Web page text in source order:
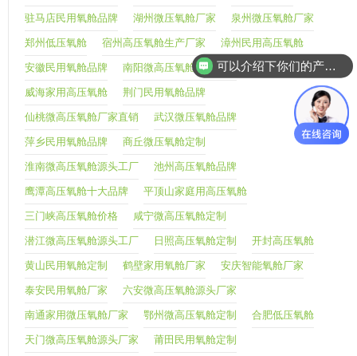
驻马店民用氧舱品牌 湖州微压氧舱厂家 泉州微压氧舱厂家
郑州低压氧舱 宿州高压氧舱生产厂家 漳州民用高压氧舱
安徽民用氧舱品牌 南阳微高压氧舱源头厂家
威海家用高压氧舱 荆门民用氧舱品牌
仙桃微高压氧舱厂家直销 武汉微压氧舱品牌
萍乡民用氧舱品牌 商丘微压氧舱定制
淮南微高压氧舱源头工厂 池州高压氧舱品牌
鹰潭高压氧舱十大品牌 平顶山家庭用高压氧舱
三门峡高压氧舱价格 咸宁微高压氧舱定制
潜江微高压氧舱源头工厂 日照高压氧舱定制 开封高压氧舱
黄山民用氧舱定制 鹤壁家用氧舱厂家 安庆智能氧舱厂家
泰安民用氧舱厂家 六安微高压氧舱源头厂家
南通家用微压氧舱厂家 鄂州微高压氧舱定制 合肥低压氧舱
天门微高压氧舱源头厂家 莆田民用氧舱定制
可以介绍下你们的产品么